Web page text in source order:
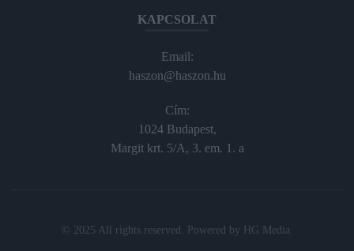
KAPCSOLAT
Email:
haszon@haszon.hu
Cím:
1024 Budapest,
Margit krt. 5/A, 3. em. 1. a
© 2025 All rights reserved. Powered by HG Media